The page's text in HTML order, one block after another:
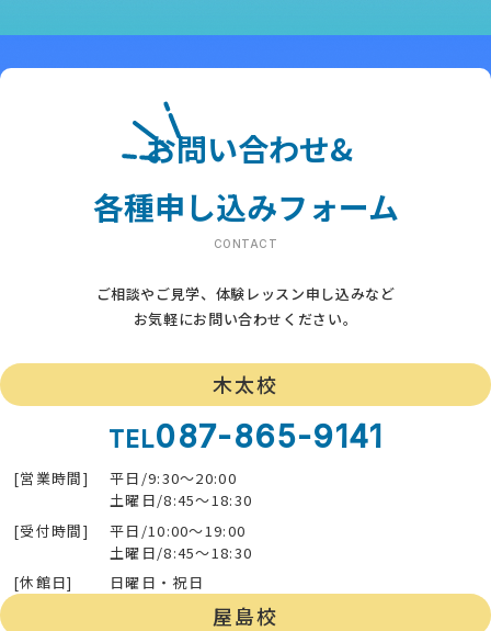
お問い合わせ&
各種申し込みフォーム
CONTACT
ご相談やご見学、体験レッスン申し込みなど
お気軽にお問い合わせください。
木太校
TEL087-865-9141
[営業時間]
平日/9:30～20:00
土曜日/8:45～18:30
[受付時間]
平日/10:00～19:00
土曜日/8:45～18:30
[休館日]
日曜日・祝日
屋島校